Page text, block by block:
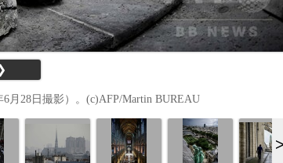
月28日撮影）。(c)AFP/Martin BUREAU